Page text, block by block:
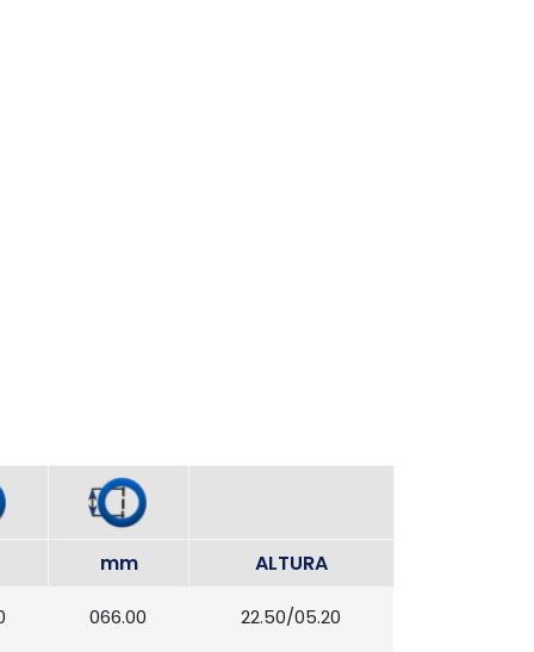
mm ALTURA
066.00 22.50/05.20